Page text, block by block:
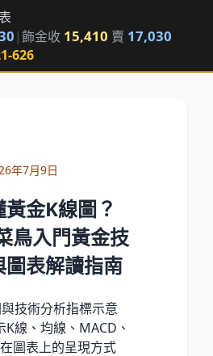
|飾金收 15,410 賣 17,030
626
年7月9日
金K線圖？
鳥入門黃金技
圖表解讀指南